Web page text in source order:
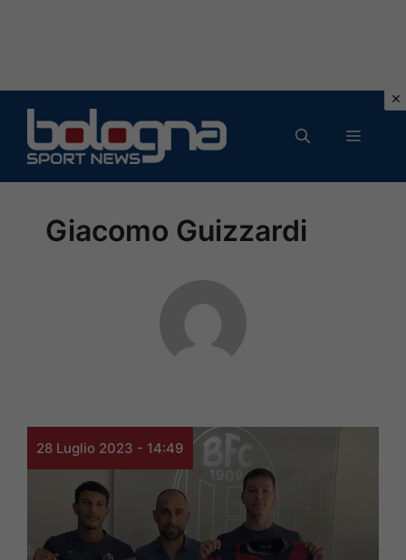
contenuto
MENU
Giacomo Guizzardi
28 Luglio 2023 - 14:49